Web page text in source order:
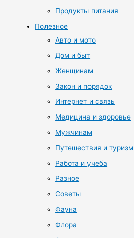
Продукты питания
Полезное
Авто и мото
Дом и быт
Женщинам
Закон и порядок
Интернет и связь
Медицина и здоровье
Мужчинам
Путешествия и туризм
Работа и учеба
Разное
Советы
Фауна
Флора